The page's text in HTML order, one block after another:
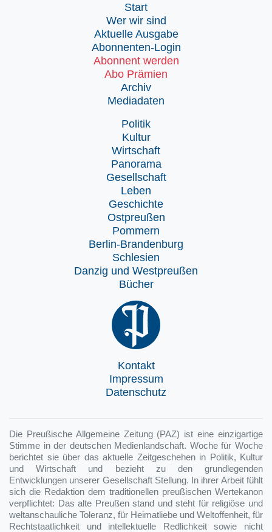
Start
Wer wir sind
Aktuelle Ausgabe
Abonnenten-Login
Abonnent werden
Abo Prämien
Archiv
Mediadaten
Politik
Kultur
Wirtschaft
Panorama
Gesellschaft
Leben
Geschichte
Ostpreußen
Pommern
Berlin-Brandenburg
Schlesien
Danzig und Westpreußen
Bücher
Kontakt
Impressum
Datenschutz
Die Preußische Allgemeine Zeitung (PAZ) ist eine einzigartige
Stimme in der deutschen Medienlandschaft. Woche für Woche
berichtet sie über das aktuelle Zeitgeschehen in Politik, Kultur
und Wirtschaft und bezieht zu den grundlegenden
Entwicklungen unserer Gesellschaft Stellung. In ihrer Arbeit fühlt
sich die Redaktion dem traditionellen preußischen Wertekanon
verpflichtet: Das alte Preußen stand und steht für religiöse und
weltanschauliche Toleranz, für Heimatliebe und Weltoffenheit, für
Rechtstaatlichkeit und intellektuelle Redlichkeit sowie nicht